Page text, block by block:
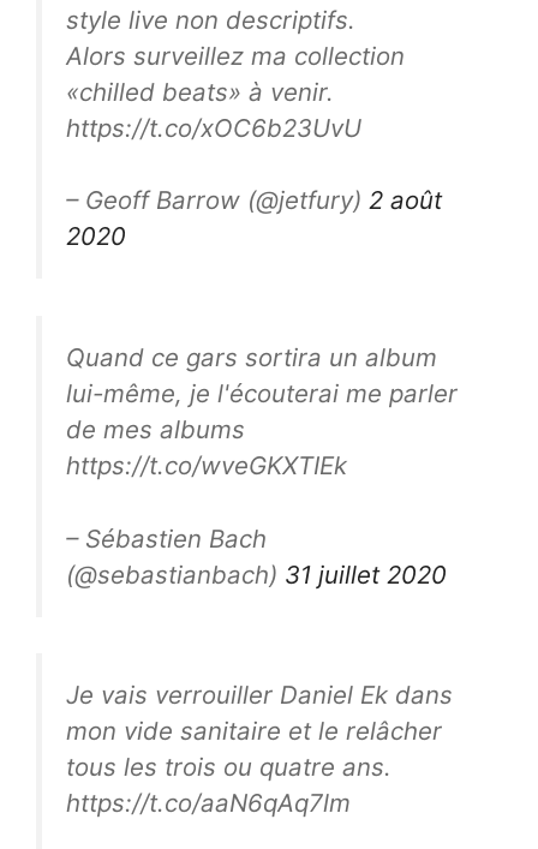
style live non descriptifs.
Alors surveillez ma collection
«chilled beats» à venir.
https://t.co/xOC6b23UvU
– Geoff Barrow (@jetfury) 2 août
2020
Quand ce gars sortira un album
lui-même, je l'écouterai me parler
de mes albums
https://t.co/wveGKXTIEk
– Sébastien Bach
(@sebastianbach) 31 juillet 2020
Je vais verrouiller Daniel Ek dans
mon vide sanitaire et le relâcher
tous les trois ou quatre ans.
https://t.co/aaN6qAq7lm